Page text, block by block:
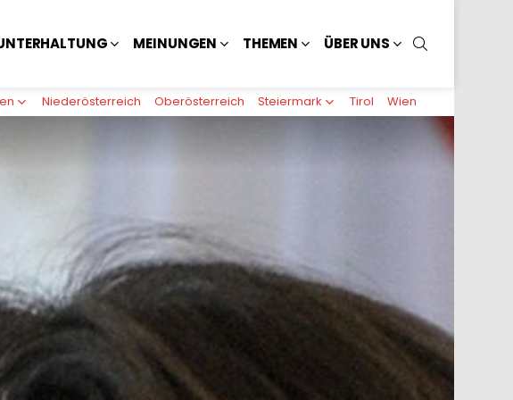
MEINUNGEN THEMEN ÜBER UNS
Niederösterreich Oberösterreich Steiermark Tirol
Wien